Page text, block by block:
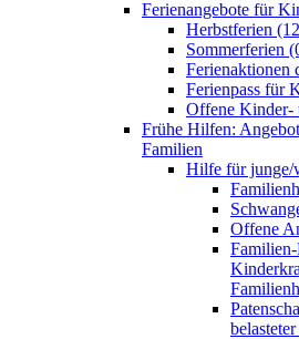
Ferienangebote für
Herbstferien
Sommerferien
Ferienaktionen
Ferienpass für
Offene Kinder-
Frühe Hilfen:
Familien
Hilfe für junge/
Offene